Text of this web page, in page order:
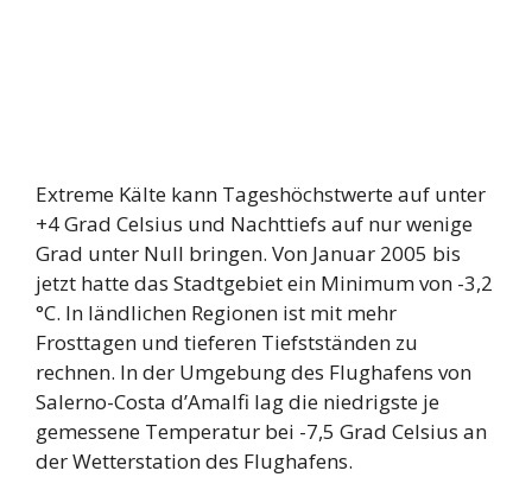
Extreme Kälte kann Tageshöchstwerte auf unter
+4 Grad Celsius und Nachttiefs auf nur wenige
Grad unter Null bringen. Von Januar 2005 bis
jetzt hatte das Stadtgebiet ein Minimum von -3,2
°C. In ländlichen Regionen ist mit mehr
Frosttagen und tieferen Tiefstständen zu
rechnen. In der Umgebung des Flughafens von
Salerno-Costa d’Amalfi lag die niedrigste je
gemessene Temperatur bei -7,5 Grad Celsius an
der Wetterstation des Flughafens.